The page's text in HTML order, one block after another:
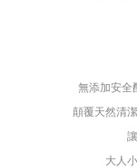
無添加安全
顛覆天然清
大人